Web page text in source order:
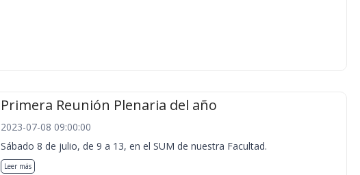
Primera Reunión Plenaria del año
2023-07-08 09:00:00
Sábado 8 de julio, de 9 a 13, en el SUM de nuestra Facultad.
Leer más